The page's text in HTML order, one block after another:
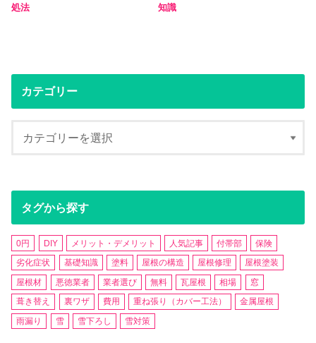
処法
知識
カテゴリー
タグから探す
0円 DIY メリット・デメリット 人気記事 付帯部
保険
劣化症状
基礎知識 塗料 屋根の構造 屋根修理
屋根塗装
屋根材
悪徳業者 業者選び 無料 瓦屋根 相場
窓
葺き替え
裏ワザ 費用 重ね張り（カバー工法）
金属屋根
雨漏り
雪 雪下ろし 雪対策